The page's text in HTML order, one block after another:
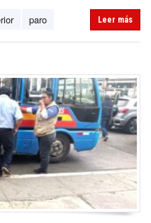
paro Leer más